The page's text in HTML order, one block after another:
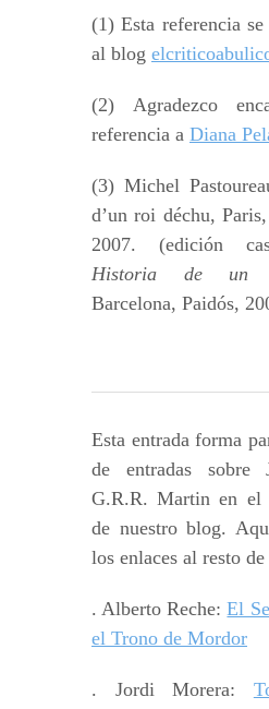
(1) Esta referencia
al blog
(2) Agradezco
referencia a Diana
(3) Michel
d’un roi déchu,
2007. (edición
Historia de un
Barcelona, Paidós,
Esta entrada forma
de entradas
G.R.R. Martin en el
de nuestro blog.
los enlaces al resto de
. Alberto Reche:El
el Trono de Mordor
. Jordi Morera: